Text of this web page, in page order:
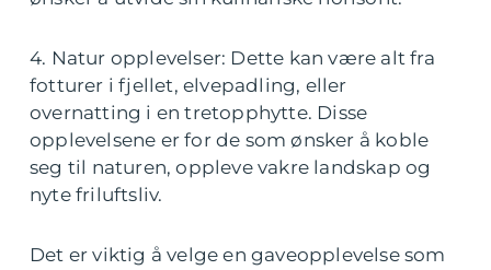
4. Natur opplevelser: Dette kan være alt fra
fotturer i fjellet, elvepadling, eller
overnatting i en tretopphytte. Disse
opplevelsene er for de som ønsker å koble
seg til naturen, oppleve vakre landskap og
nyte friluftsliv.
Det er viktig å velge en gaveopplevelse som